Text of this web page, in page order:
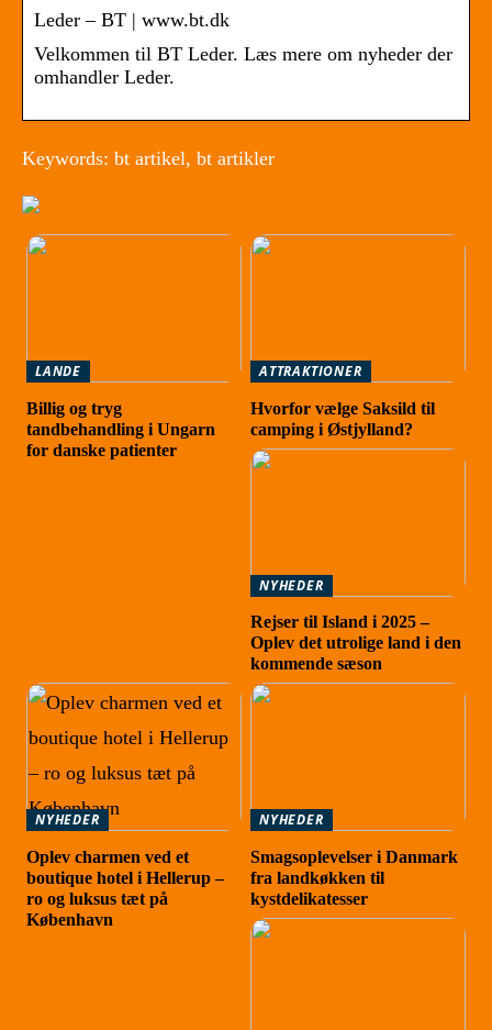
Leder – BT | www.bt.dk
Velkommen til BT Leder. Læs mere om nyheder der
omhandler Leder.
Keywords: bt artikel, bt artikler
LANDE
Billig og tryg
tandbehandling i Ungarn
for danske patienter
ATTRAKTIONER
Hvorfor vælge Saksild til
camping i Østjylland?
NYHEDER
Rejser til Island i 2025 –
Oplev det utrolige land i den
kommende sæson
NYHEDER
Oplev charmen ved et
boutique hotel i Hellerup –
ro og luksus tæt på
København
NYHEDER
Smagsoplevelser i Danmark
fra landkøkken til
kystdelikatesser